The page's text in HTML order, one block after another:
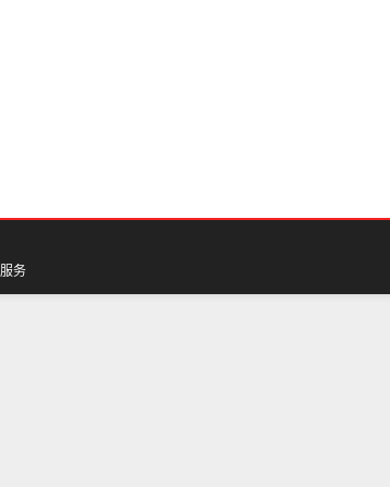
务